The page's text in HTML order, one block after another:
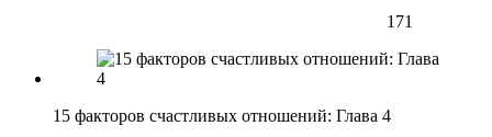
171
15 факторов счастливых отношений: Глава 4